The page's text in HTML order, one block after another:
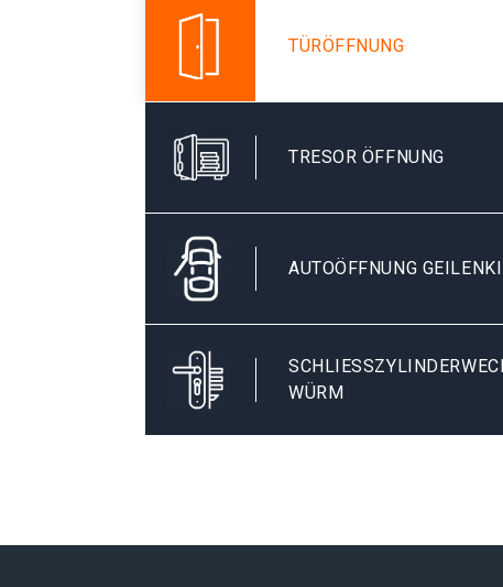
TÜRÖFFNUNG
TRESOR ÖFFNUNG
AUTOÖFFNUNG
ÜRM